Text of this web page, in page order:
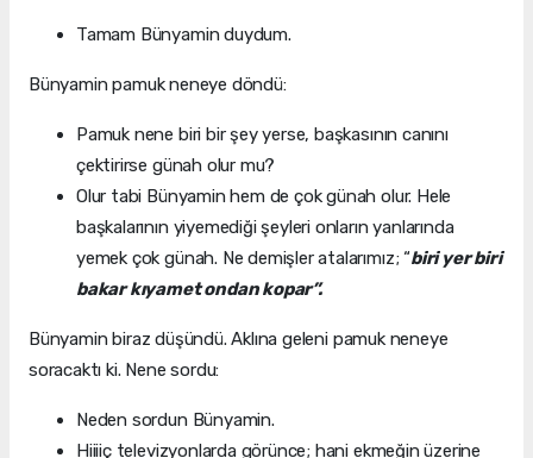
Tamam Bünyamin duydum.
Bünyamin pamuk neneye döndü:
Pamuk nene biri bir şey yerse, başkasının canını
çektirirse günah olur mu?
Olur tabi Bünyamin hem de çok günah olur. Hele
başkalarının yiyemediği şeyleri onların yanlarında
yemek çok günah. Ne demişler atalarımız; “biri yer biri
bakar kıyamet ondan kopar”.
Bünyamin biraz düşündü. Aklına geleni pamuk neneye
soracaktı ki. Nene sordu:
Neden sordun Bünyamin.
Hiiiiç televizyonlarda görünce; hani ekmeğin üzerine